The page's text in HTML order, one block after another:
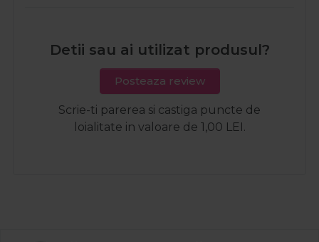
Detii sau ai utilizat produsul?
Posteaza review
Scrie-ti parerea si castiga puncte de
loialitate in valoare de 1,00 LEI.